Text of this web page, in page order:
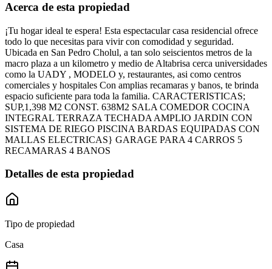
Acerca de esta propiedad
¡Tu hogar ideal te espera! Esta espectacular casa residencial ofrece
todo lo que necesitas para vivir con comodidad y seguridad.
Ubicada en San Pedro Cholul, a tan solo seiscientos metros de la
macro plaza a un kilometro y medio de Altabrisa cerca universidades
como la UADY , MODELO y, restaurantes, asi como centros
comerciales y hospitales Con amplias recamaras y banos, te brinda
espacio suficiente para toda la familia. CARACTERISTICAS;
SUP,1,398 M2 CONST. 638M2 SALA COMEDOR COCINA
INTEGRAL TERRAZA TECHADA AMPLIO JARDIN CON
SISTEMA DE RIEGO PISCINA BARDAS EQUIPADAS CON
MALLAS ELECTRICAS} GARAGE PARA 4 CARROS 5
RECAMARAS 4 BANOS
Detalles de esta propiedad
Tipo de propiedad
Casa